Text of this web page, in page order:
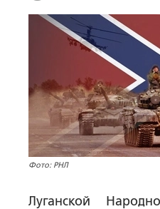
Фото: РНЛ
Луганской